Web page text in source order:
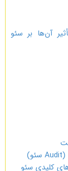
آن‌ها بر سئو